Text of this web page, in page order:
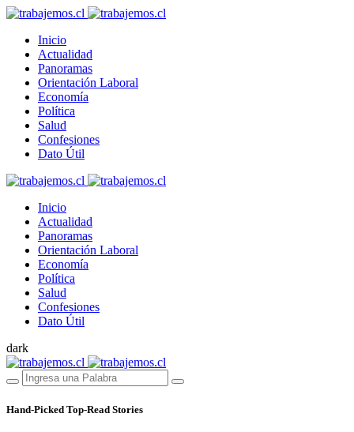
Inicio
Actualidad
Panoramas
Orientación Laboral
Economía
Política
Salud
Confesiones
Dato Útil
Inicio
Actualidad
Panoramas
Orientación Laboral
Economía
Política
Salud
Confesiones
Dato Útil
dark
Hand-Picked Top-Read Stories